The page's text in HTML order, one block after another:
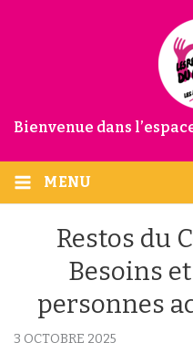
Bienvenue dans
MENU
Restos du
Besoins
personnes
3 OCTOBRE 2025